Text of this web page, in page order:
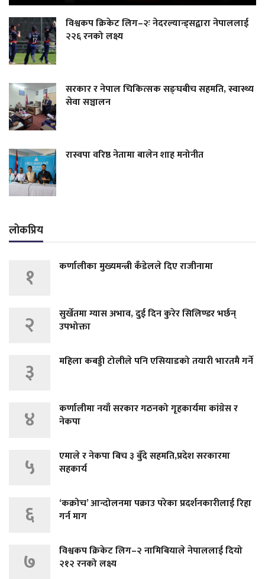
विश्वकप क्रिकेट लिग–२ः नेदरल्यान्ड्सद्वारा नेपाललाई
२२६ रनको लक्ष्य
सरकार र नेपाल चिकित्सक सङ्घबीच सहमति, स्वास्थ्य
सेवा सञ्चालन
रास्वपा वरिष्ठ नेतामा बालेन शाह मनोनीत
लोकप्रिय
१ कर्णालीका मुख्यमन्त्री कँडेलले दिए राजीनामा
२
सुर्खेतमा ग्यास अभाव, दुई दिन कुरेर सिलिण्डर भर्छन्
उपभोक्ता
३ महिला कबड्डी टोलीले पनि एसियाडको तयारी भारतमै गर्ने
४
कर्णालीमा नयाँ सरकार गठनको गृहकार्यमा कांग्रेस र
नेकपा
५
एमाले र नेकपा बिच ३ बुँदे सहमति,प्रदेश सरकारमा
सहकार्य
६
‘कक्रोच’ आन्दोलनमा पक्राउ परेका प्रदर्शनकारीलाई रिहा
गर्न माग
७
विश्वकप क्रिकेट लिग–२ नामिबियाले नेपाललाई दियो
२१२ रनको लक्ष्य